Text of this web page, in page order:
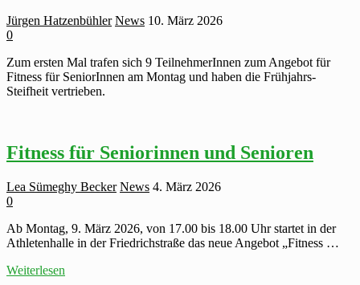
Jürgen Hatzenbühler News 10. März 2026
0
Zum ersten Mal trafen sich 9 TeilnehmerInnen zum Angebot für
Fitness für SeniorInnen am Montag und haben die Frühjahrs-
Steifheit vertrieben.
Fitness für Seniorinnen und Senioren
Lea Sümeghy Becker News 4. März 2026
0
Ab Montag, 9. März 2026, von 17.00 bis 18.00 Uhr startet in der
Athletenhalle in der Friedrichstraße das neue Angebot „Fitness …
Fitness
Weiterlesen